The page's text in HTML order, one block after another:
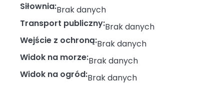
Siłownia:Brak danych
Transport publiczny:Brak danych
Wejście z ochroną:Brak danych
Widok na morze:Brak danych
Widok na ogród:Brak danych